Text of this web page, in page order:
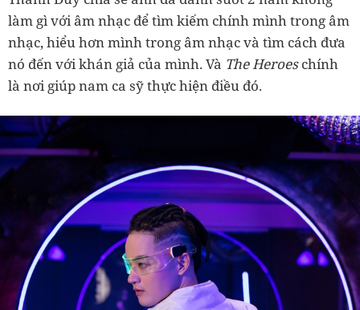
làm gì với âm nhạc để tìm kiếm chính mình trong âm
nhạc, hiểu hơn mình trong âm nhạc và tìm cách đưa
nó đến với khán giả của mình. Và The Heroeschính
là nơi giúp nam ca sỹ thực hiện điều đó.